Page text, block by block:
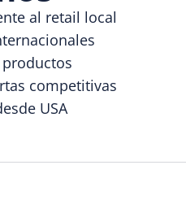
al retail local
competitivas
USA